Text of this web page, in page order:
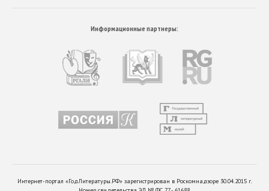
Информационные партнеры:
Интернет-портал «ГодЛитературы.РФ» зарегистрирован в Роскомнадзоре 30.04.2015 г.